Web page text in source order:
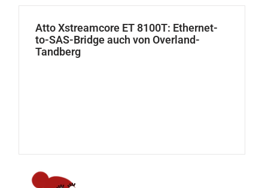
Atto Xstreamcore ET 8100T: Ethernet-
to-SAS-Bridge auch von Overland-
Tandberg